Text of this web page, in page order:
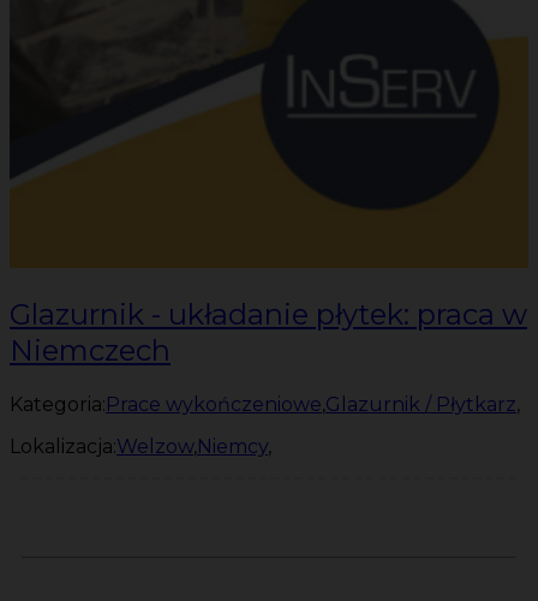
Glazurnik - układanie płytek: praca w
Niemczech
Kategoria:Prace wykończeniowe,Glazurnik / Płytkarz,
Lokalizacja:Welzow,Niemcy,